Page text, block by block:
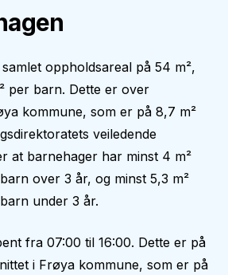
oppholdsareal på 54 m²,
per barn. Dette er over
kommune, som er på 8,7 m²
veiledende
at barnehager har minst 4 m²
over 3 år, og minst 5,3 m²
under 3 år.
fra 07:00 til 16:00. Dette er på
i Frøya kommune, som er på